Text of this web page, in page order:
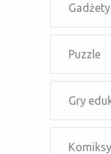
Gadżety
Puzzle
Gry